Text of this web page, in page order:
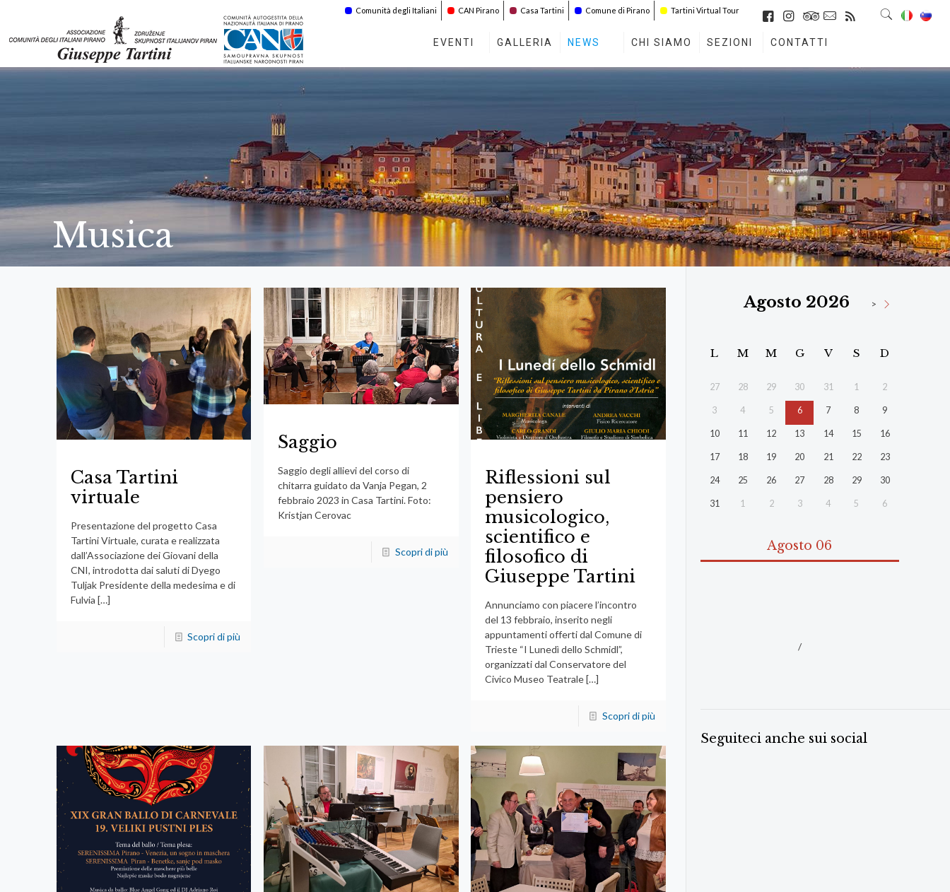
Comunità degli Italiani CAN Pirano Casa Tartini Comune di Pirano Tartini Virtual Tour
EVENTI GALLERIA NEWS CHI SIAMO SEZIONI CONTATTI
Musica
Casa Tartini
virtuale
Presentazione del progetto Casa
Tartini Virtuale, curata e realizzata
dall’Associazione dei Giovani della
CNI, introdotta dai saluti di Dyego
Tuljak Presidente della medesima e di
Fulvia […]
Scopri di più
Saggio
Saggio degli allievi del corso di
chitarra guidato da Vanja Pegan, 2
febbraio 2023 in Casa Tartini. Foto:
Kristjan Cerovac
Scopri di più
Riflessioni sul
pensiero
musicologico,
scientifico e
filosofico di
Giuseppe Tartini
Annunciamo con piacere l’incontro
del 13 febbraio, inserito negli
appuntamenti offerti dal Comune di
Trieste “I Lunedì dello Schmidl”,
organizzati dal Conservatore del
Civico Museo Teatrale[…]
Scopri di più
Agosto 2026 >
L M M G V S D
27 28 29 30 31 1 2
3 4 5 6 7 8 9
10 11 12 13 14 15 16
17 18 19 20 21 22 23
24 25 26 27 28 29 30
31 1 2 3 4 5 6
Agosto 06
/
Seguiteci anche sui social